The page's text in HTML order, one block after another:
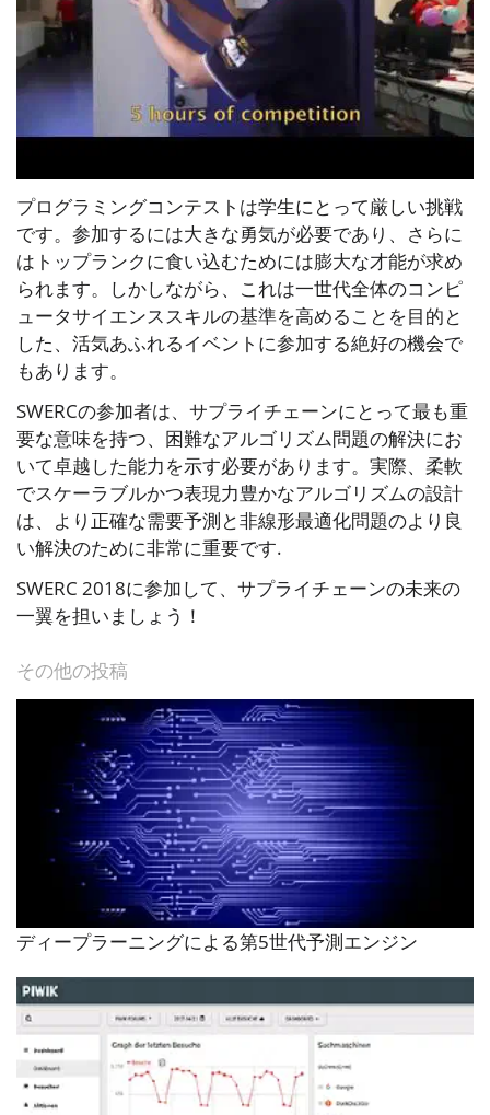
プログラミングコンテストは学生にとって厳しい挑戦
です。参加するには大きな勇気が必要であり、さらに
はトップランクに食い込むためには膨大な才能が求め
られます。しかしながら、これは一世代全体のコンピ
ュータサイエンススキルの基準を高めることを目的と
した、活気あふれるイベントに参加する絶好の機会で
もあります。
SWERCの参加者は、サプライチェーンにとって最も重
要な意味を持つ、困難なアルゴリズム問題の解決にお
いて卓越した能力を示す必要があります。実際、柔軟
でスケーラブルかつ表現力豊かなアルゴリズムの設計
は、より正確な需要予測と非線形最適化問題のより良
い解決のために非常に重要です.
SWERC 2018に参加して、サプライチェーンの未来の
一翼を担いましょう！
その他の投稿
ディープラーニングによる第5世代予測エンジン